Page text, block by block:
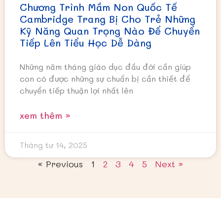
Chương Trình Mầm Non Quốc Tế
Cambridge Trang Bị Cho Trẻ Những
Kỹ Năng Quan Trọng Nào Để Chuyển
Tiếp Lên Tiểu Học Dễ Dàng
Những năm tháng giáo dục đầu đời cần giúp
con có được những sự chuẩn bị cần thiết để
chuyển tiếp thuận lợi nhất lên
xem thêm »
Tháng tư 14, 2025
« Previous 1 2 3 4 5 Next »